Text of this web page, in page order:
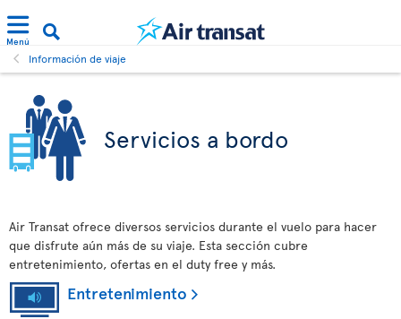
Menú
Información de viaje
Servicios a bordo
Air Transat ofrece diversos servicios durante el vuelo para hacer
que disfrute aún más de su viaje. Esta sección cubre
entretenimiento, ofertas en el duty free y más.
Entretenimiento